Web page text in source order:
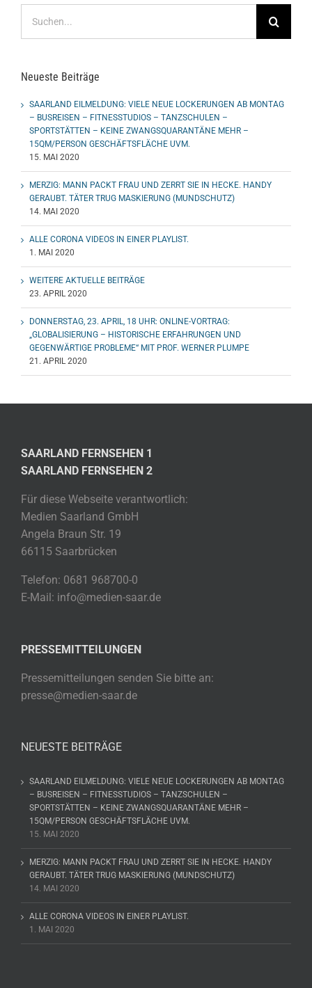
nach:
Neueste Beiträge
SAARLAND EILMELDUNG: VIELE NEUE LOCKERUNGEN AB MONTAG
– BUSREISEN – FITNESSTUDIOS – TANZSCHULEN –
SPORTSTÄTTEN – KEINE ZWANGSQUARANTÄNE MEHR –
15QM/PERSON GESCHÄFTSFLÄCHE UVM.
15. MAI 2020
MERZIG: MANN PACKT FRAU UND ZERRT SIE IN HECKE. HANDY
GERAUBT. TÄTER TRUG MASKIERUNG (MUNDSCHUTZ)
14. MAI 2020
ALLE CORONA VIDEOS IN EINER PLAYLIST.
1. MAI 2020
WEITERE AKTUELLE BEITRÄGE
23. APRIL 2020
DONNERSTAG, 23. APRIL, 18 UHR: ONLINE-VORTRAG:
„GLOBALISIERUNG – HISTORISCHE ERFAHRUNGEN UND
GEGENWÄRTIGE PROBLEME“ MIT PROF. WERNER PLUMPE
21. APRIL 2020
SAARLAND FERNSEHEN 1
SAARLAND FERNSEHEN 2
Für diese Webseite verantwortlich:
Medien Saarland GmbH
Angela Braun Str. 19
66115 Saarbrücken
Telefon: 0681 968700-0
E-Mail: info@medien-saar.de
PRESSEMITTEILUNGEN
Pressemitteilungen senden Sie bitte an:
presse@medien-saar.de
NEUESTE BEITRÄGE
SAARLAND EILMELDUNG: VIELE NEUE LOCKERUNGEN AB MONTAG
– BUSREISEN – FITNESSTUDIOS – TANZSCHULEN –
SPORTSTÄTTEN – KEINE ZWANGSQUARANTÄNE MEHR –
15QM/PERSON GESCHÄFTSFLÄCHE UVM.
15. MAI 2020
MERZIG: MANN PACKT FRAU UND ZERRT SIE IN HECKE. HANDY
GERAUBT. TÄTER TRUG MASKIERUNG (MUNDSCHUTZ)
14. MAI 2020
ALLE CORONA VIDEOS IN EINER PLAYLIST.
1. MAI 2020